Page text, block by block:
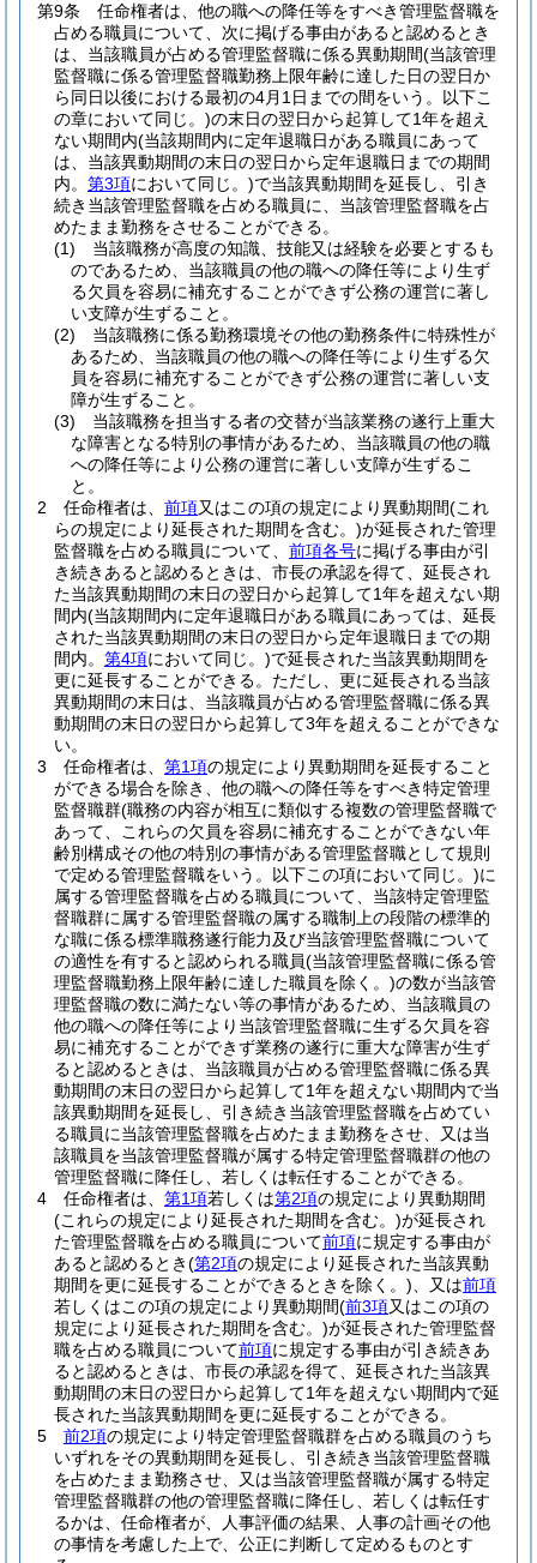
第9条
任命権者は、他の職への降任等をすべき管理監督職を
占める職員について、次に掲げる事由があると認めるとき
は、当該職員が占める管理監督職に係る異動期間(当該管理
監督職に係る管理監督職勤務上限年齢に達した日の翌日か
ら同日以後における最初の4月1日までの間をいう。以下こ
の章において同じ。)の末日の翌日から起算して1年を超え
ない期間内(当該期間内に定年退職日がある職員にあって
は、当該異動期間の末日の翌日から定年退職日までの期間
内。 第3項において同じ。)で当該異動期間を延長し、引き
続き当該管理監督職を占める職員に、当該管理監督職を占
めたまま勤務をさせることができる。
(1)
当該職務が高度の知識、技能又は経験を必要とするも
のであるため、当該職員の他の職への降任等により生ず
る欠員を容易に補充することができず公務の運営に著し
い支障が生ずること。
(2)
当該職務に係る勤務環境その他の勤務条件に特殊性が
あるため、当該職員の他の職への降任等により生ずる欠
員を容易に補充することができず公務の運営に著しい支
障が生ずること。
(3)
当該職務を担当する者の交替が当該業務の遂行上重大
な障害となる特別の事情があるため、当該職員の他の職
への降任等により公務の運営に著しい支障が生ずるこ
と。
2
任命権者は、 前項又はこの項の規定により異動期間(これ
らの規定により延長された期間を含む。)が延長された管理
監督職を占める職員について、 前項各号に掲げる事由が引
き続きあると認めるときは、市長の承認を得て、延長され
た当該異動期間の末日の翌日から起算して1年を超えない期
間内(当該期間内に定年退職日がある職員にあっては、延長
された当該異動期間の末日の翌日から定年退職日までの期
間内。 第4項において同じ。)で延長された当該異動期間を
更に延長することができる。 ただし、更に延長される当該
異動期間の末日は、当該職員が占める管理監督職に係る異
動期間の末日の翌日から起算して3年を超えることができな
い。
3
任命権者は、 第1項の規定により異動期間を延長すること
ができる場合を除き、他の職への降任等をすべき特定管理
監督職群(職務の内容が相互に類似する複数の管理監督職で
あって、これらの欠員を容易に補充することができない年
齢別構成その他の特別の事情がある管理監督職として規則
で定める管理監督職をいう。以下この項において同じ。)に
属する管理監督職を占める職員について、当該特定管理監
督職群に属する管理監督職の属する職制上の段階の標準的
な職に係る標準職務遂行能力及び当該管理監督職について
の適性を有すると認められる職員(当該管理監督職に係る管
理監督職勤務上限年齢に達した職員を除く。)の数が当該管
理監督職の数に満たない等の事情があるため、当該職員の
他の職への降任等により当該管理監督職に生ずる欠員を容
易に補充することができず業務の遂行に重大な障害が生ず
ると認めるときは、当該職員が占める管理監督職に係る異
動期間の末日の翌日から起算して1年を超えない期間内で当
該異動期間を延長し、引き続き当該管理監督職を占めてい
る職員に当該管理監督職を占めたまま勤務をさせ、又は当
該職員を当該管理監督職が属する特定管理監督職群の他の
管理監督職に降任し、若しくは転任することができる。
4
任命権者は、 第1項若しくは第2項の規定により異動期間
(これらの規定により延長された期間を含む。)が延長され
た管理監督職を占める職員について前項に規定する事由が
あると認めるとき(第2項の規定により延長された当該異動
期間を更に延長することができるときを除く。) 、又は前項
若しくはこの項の規定により異動期間(前3項又はこの項の
規定により延長された期間を含む。)が延長された管理監督
職を占める職員について前項に規定する事由が引き続きあ
ると認めるときは、市長の承認を得て、延長された当該異
動期間の末日の翌日から起算して1年を超えない期間内で延
長された当該異動期間を更に延長することができる。
5
前2項の規定により特定管理監督職群を占める職員のうち
いずれをその異動期間を延長し、引き続き当該管理監督職
を占めたまま勤務させ、又は当該管理監督職が属する特定
管理監督職群の他の管理監督職に降任し、若しくは転任す
るかは、任命権者が、人事評価の結果、人事の計画その他
の事情を考慮した上で、公正に判断して定めるものとす